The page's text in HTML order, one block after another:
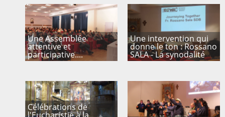
Une Assemblée
attentive et
participative....
Une intervention qui
donne le ton : Rossano
SALA - La synodalité
Célébrations de